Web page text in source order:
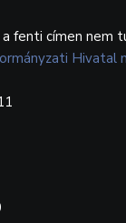
a fenti címen nem
Hivatal